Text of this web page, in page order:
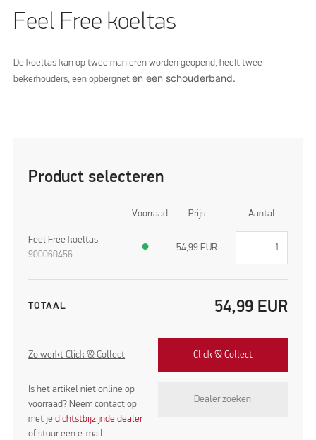
Feel Free koeltas
De koeltas kan op twee manieren worden geopend, heeft twee
bekerhouders, een opbergneten een schouderband.
Product selecteren
Voorraad Prijs Aantal
Feel Free koeltas
900060456
● 54,99 EUR
TOTAAL 54,99 EUR
Zo werkt Click & Collect Click & Collect
Is het artikel niet online op
voorraad? Neem contact op
met jedichtstbijzijnde dealer
of stuur een e-mail
Dealer zoeken